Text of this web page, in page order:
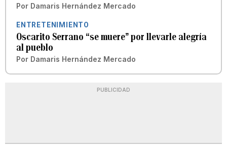
Por Damaris Hernández Mercado
ENTRETENIMIENTO
Oscarito Serrano “se muere” por llevarle alegría
al pueblo
Por Damaris Hernández Mercado
PUBLICIDAD